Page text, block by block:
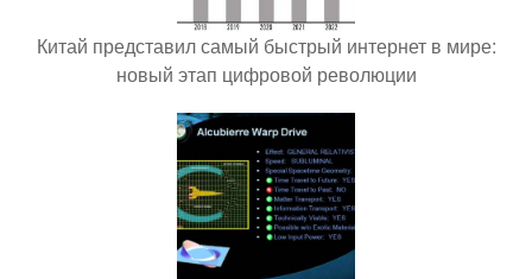
Китай представил самый быстрый интернет в мире:
новый этап цифровой революции